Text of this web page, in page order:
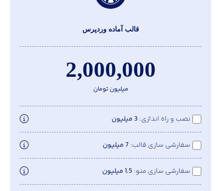
قالب آماده وردپرس
2,000,000
میلیون تومان
نصب و راه اندازی 3 میلیون
سفارشی سازی قالب 7 میلیون
سفارشی سازی منو 1.5 میلیون